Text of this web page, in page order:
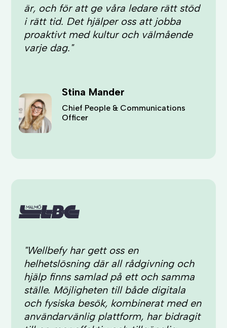
är, och för att ge våra ledare rätt stöd
i rätt tid. Det hjälper oss att jobba
proaktivt med kultur och välmående
varje dag."
Stina Mander
Chief People & Communications
Officer
"Wellbefy har gett oss en
helhetslösning där all rådgivning och
hjälp finns samlad på ett och samma
ställe. Möjligheten till både digitala
och fysiska besök, kombinerat med en
användarvänlig plattform, har bidragit